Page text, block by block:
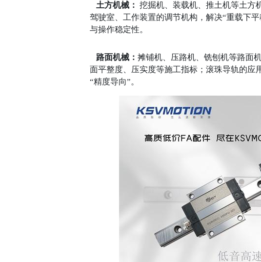
土方机械： 挖掘机、装载机、推土机等土方
驾驶室、工作装置的调节机构，解决“重载下
与操作稳定性。
路面机械：摊铺机、压路机、铣刨机等路面
面平整度、压实度等施工指标；滚珠导轨的
“精度导向”。